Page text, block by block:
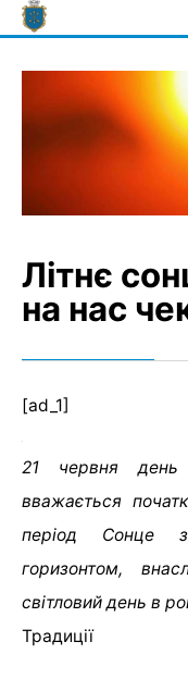
Skip
to
Літнє
на нас
[ad_1]
21 червня день
вважається
період Сонце
горизонтом,
світловий день в
Традиції